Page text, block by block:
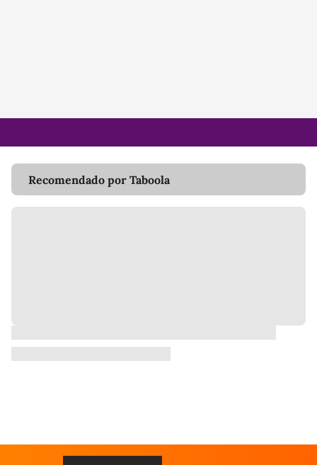
Recomendado por Taboola